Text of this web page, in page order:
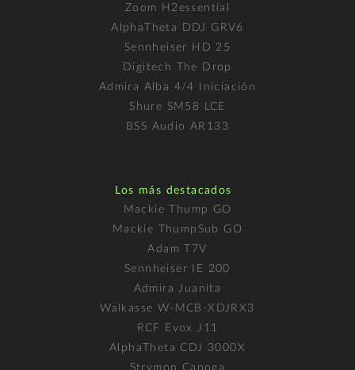
Zoom H2essential
AlphaTheta DDJ GRV6
Sennheiser HD 25
Digitech The Drop
Admira Alba 4/4 Iniciación
Shure SM58 LCE
BSS Audio AR133
Los más destacados
Mackie Thump GO
Mackie ThumpSub GO
Adam T7V
Sennheiser IE 200
Admira Juanita
Walkasse W-MCB-XDJRX3
RCF Evox J11
AlphaTheta CDJ 3000X
Strymon Canoga